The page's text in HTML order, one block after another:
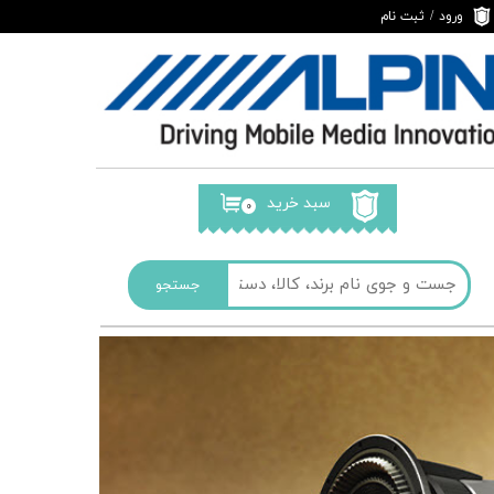
جستجو
ورود / ثبت نام
تغییر گذر واژه
سفارشات
خروج از حساب
۰ سبد خرید